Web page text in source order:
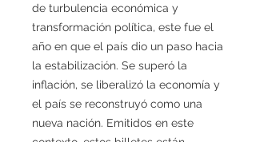
de turbulencia económica y
transformación política, este fue el
año en que el país dio un paso hacia
la estabilización. Se superó la
inflación, se liberalizó la economía y
el país se reconstruyó como una
nueva nación. Emitidos en este